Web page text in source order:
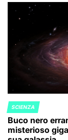
POSTED
IN
SCIENZA
Buco nero
misterioso